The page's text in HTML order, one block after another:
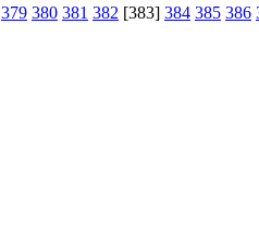
379 380 381 382 [383] 384 385 386